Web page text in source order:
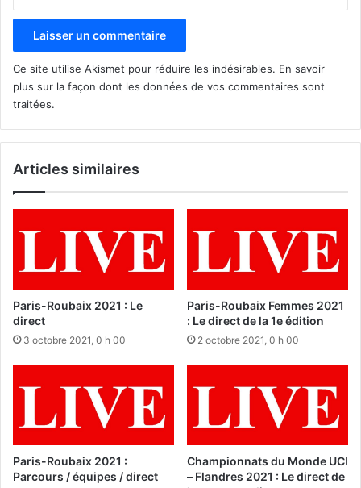
Ce site utilise Akismet pour réduire les indésirables. En savoir
plus sur la façon dont les données de vos commentaires sont
traitées.
Articles similaires
Paris-Roubaix 2021 : Le
direct
3 octobre 2021, 0 h 00
Paris-Roubaix Femmes 2021
: Le direct de la 1e édition
2 octobre 2021, 0 h 00
Paris-Roubaix 2021 :
Parcours / équipes / direct
Championnats du Monde UCI
– Flandres 2021 : Le direct de